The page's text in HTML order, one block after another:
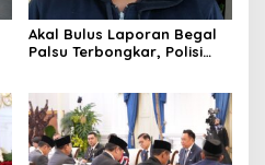
Akal Bulus Laporan Begal
Palsu Terbongkar, Polisi